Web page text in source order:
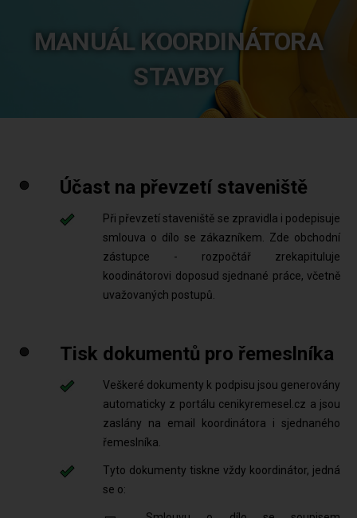
MANUÁL KOORDINÁTORA
STAVBY
Účast na převzetí staveniště
Při převzetí staveniště se zpravidla i podepisuje
smlouva o dílo se zákazníkem. Zde obchodní
zástupce - rozpočtář zrekapituluje
koodinátorovi doposud sjednané práce, včetně
uvažovaných postupů.
Tisk dokumentů pro řemeslníka
Veškeré dokumenty k podpisu jsou generovány
automaticky z portálu cenikyremesel.cz a jsou
zaslány na email koordinátora i sjednaného
řemeslníka.
Tyto dokumenty tiskne vždy koordinátor, jedná
se o: